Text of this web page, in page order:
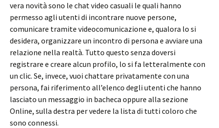
vera novità sono le chat video casuali le quali hanno
permesso agli utenti di incontrare nuove persone,
comunicare tramite videocomunicazione e, qualora lo si
desidera, organizzare un incontro di persona e avviare una
relazione nella realtà. Tutto questo senza doversi
registrare e creare alcun profilo, lo si fa letteralmente con
un clic. Se, invece, vuoi chattare privatamente con una
persona, fai riferimento all’elenco degli utenti che hanno
lasciato un messaggio in bacheca oppure alla sezione
Online, sulla destra per vedere la lista di tutti coloro che
sono connessi.